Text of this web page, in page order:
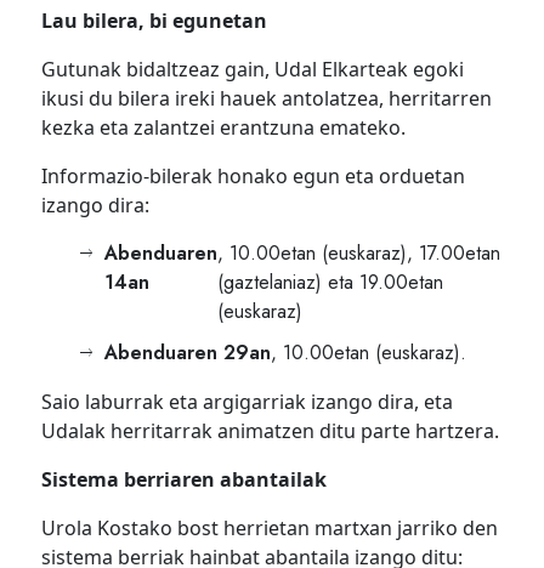
Lau bilera, bi egunetan
Gutunak bidaltzeaz gain, Udal Elkarteak egoki
ikusi du bilera ireki hauek antolatzea, herritarren
kezka eta zalantzei erantzuna emateko.
Informazio-bilerak honako egun eta orduetan
izango dira:
Abenduaren
14an
, 10.00etan (euskaraz), 17.00etan
(gaztelaniaz) eta 19.00etan
(euskaraz)
Abenduaren 29an, 10.00etan (euskaraz).
Saio laburrak eta argigarriak izango dira, eta
Udalak herritarrak animatzen ditu parte hartzera.
Sistema berriaren abantailak
Urola Kostako bost herrietan martxan jarriko den
sistema berriak hainbat abantaila izango ditu: